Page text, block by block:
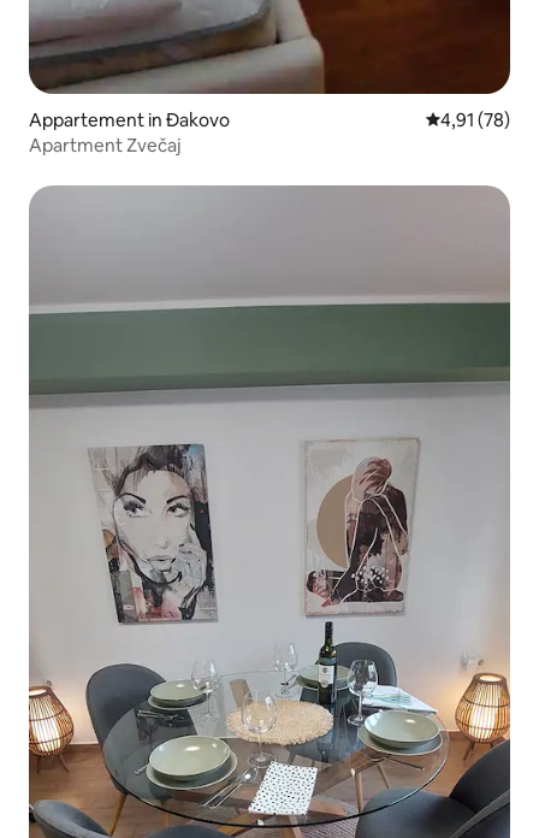
Appartement in Đakovo Gemiddelde
4,91 (78)
Apartment Zvečaj